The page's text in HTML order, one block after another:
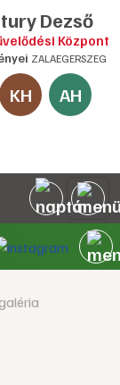
Dezső
Központ
ZALAEGERSZEG
KH
AH